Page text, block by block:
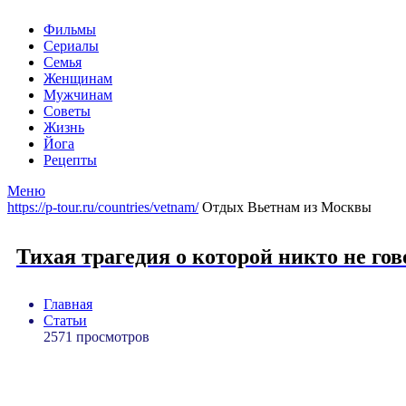
Фильмы
Сериалы
Семья
Женщинам
Мужчинам
Советы
Жизнь
Йога
Рецепты
Меню
https://p-tour.ru/countries/vetnam/Отдых Вьетнам из Москвы
Тихая трагедия о которой никто не
Главная
Статьи
2571 просмотров